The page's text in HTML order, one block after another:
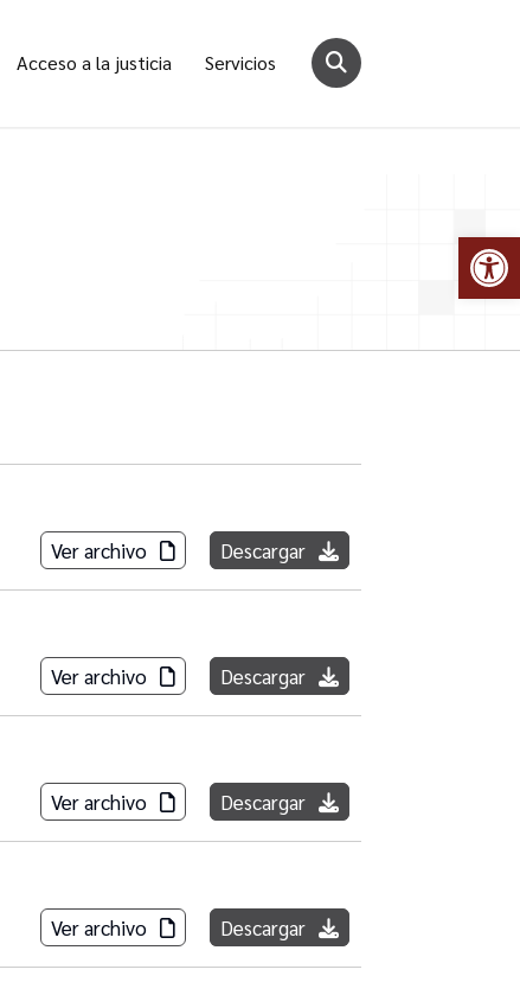
Acceso a la justicia Servicios
Ver archivo Descargar
Ver archivo Descargar
Ver archivo Descargar
Ver archivo Descargar